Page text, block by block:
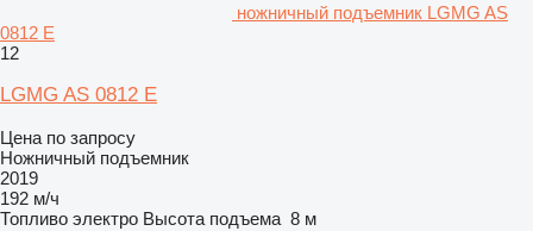
ножничный подъемник LGMG AS
0812 E
12
LGMG AS 0812 E
Цена по запросу
Ножничный подъемник
2019
192 м/ч
Топливо электро Высота подъема 8 м